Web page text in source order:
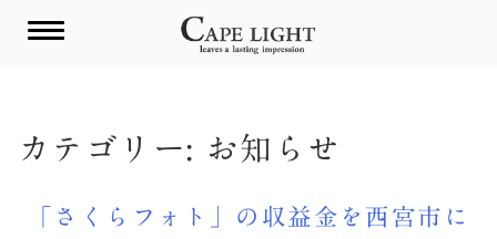
カテゴリー: お知らせ
「さくらフォト」の収益金を西宮市に